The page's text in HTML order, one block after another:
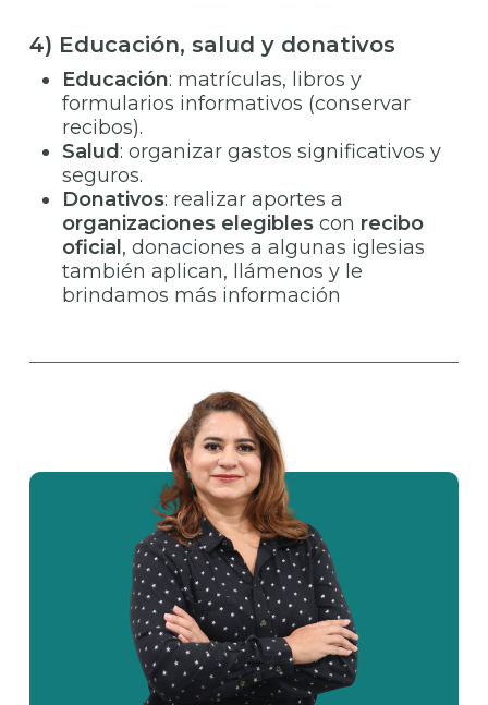
4) Educación, salud y donativos
Educación: matrículas, libros y
formularios informativos (conservar
recibos).
Salud : organizar gastos significativos y
seguros.
Donativos: realizar aportes a
organizaciones elegiblescon recibo
oficial , donaciones a algunas iglesias
también aplican, llámenos y le
brindamos más información